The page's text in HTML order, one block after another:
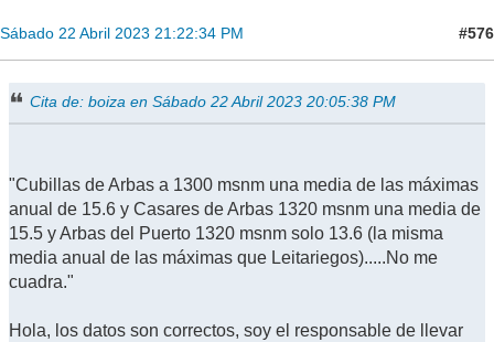
Sábado 22 Abril 2023 21:22:34 PM #576
Cita de: boiza en Sábado 22 Abril 2023 20:05:38 PM
"Cubillas de Arbas a 1300 msnm una media de las máximas
anual de 15.6 y Casares de Arbas 1320 msnm una media de
15.5 y Arbas del Puerto 1320 msnm solo 13.6 (la misma
media anual de las máximas que Leitariegos).....No me
cuadra."
Hola, los datos son correctos, soy el responsable de llevar